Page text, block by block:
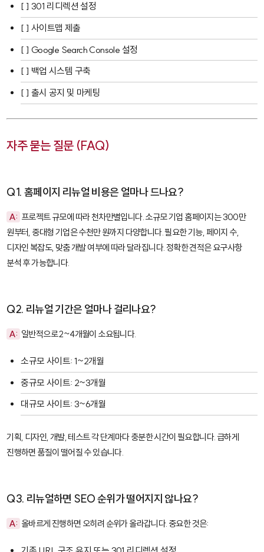
[ ] 301 리디렉션 설정
[ ] 사이트맵 제출
[ ] Google Search Console 설정
[ ] 백업 시스템 구축
[ ] 출시 공지 및 마케팅
자주 묻는 질문 (FAQ)
Q1. 홈페이지 리뉴얼 비용은 얼마나 드나요?
A: 프로젝트 규모에 따라 천차만별입니다. 소규모 기업 홈페이지는 300만
원부터, 중대형 기업은 수천만 원까지 다양합니다. 필요한 기능, 페이지 수,
디자인 복잡도, 맞춤 개발 여부에 따라 달라집니다. 정확한 견적은 요구사항
분석 후 가능합니다.
Q2. 리뉴얼 기간은 얼마나 걸리나요?
A: 일반적으로 2~4개월이 소요됩니다.
소규모 사이트: 1~2개월
중규모 사이트: 2~3개월
대규모 사이트: 3~6개월
기획, 디자인, 개발, 테스트 각 단계마다 충분한 시간이 필요합니다. 급하게
진행하면 품질이 떨어질 수 있습니다.
Q3. 리뉴얼하면 SEO 순위가 떨어지지 않나요?
A: 올바르게 진행하면 오히려 순위가 올라갑니다. 중요한 것은: